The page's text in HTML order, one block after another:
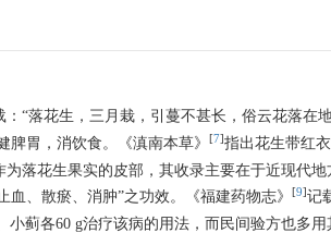
：“落花生，三月栽，引蔓不甚长，俗云花落在
脾胃，消饮食。《滇南本草》 [7]指出花生带红
落花生果实的皮部，其收录主要在于近现代地
、散瘀、消肿”之功效。《福建药物志》 [9]记
小蓟各60 g治疗该病的用法，而民间验方也多用